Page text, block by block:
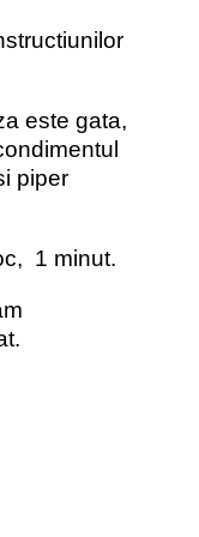
este gata,
piper
1 minut.